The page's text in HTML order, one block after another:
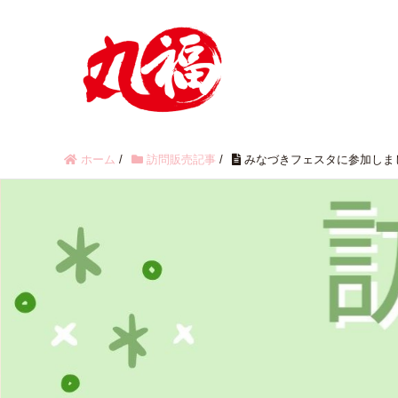
ホーム / 訪問販売記事 / みなづきフェスタに参加しま